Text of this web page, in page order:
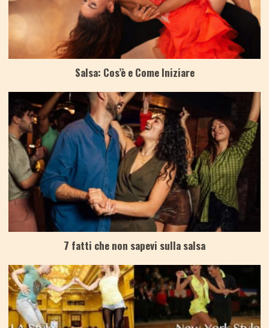
Salsa: Cos’è e Come Iniziare
7 fatti che non sapevi sulla salsa